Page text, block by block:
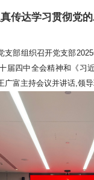
传达学习贯彻党
支部组织召开党支部
届四中全会精神和《 习
广富主持会议并讲话,领